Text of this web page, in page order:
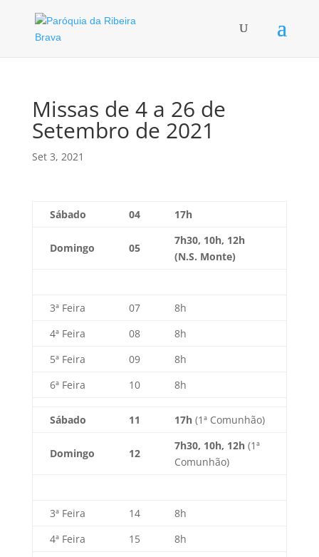
Missas de 4 a 26 de
Setembro de 2021
Set 3, 2021
Sábado 04 17h
Domingo 05
7h30, 10h, 12h
(N.S. Monte)
3ª Feira 07
8h
4ª Feira
08
8h
5ª Feira
09
8h
6ª Feira
10 8h
Sábado 11 17h (1ª Comunhão)
Domingo 12
7h30, 10h, 12h (1ª
Comunhão)
3ª Feira 14
8h
4ª Feira
15
8h